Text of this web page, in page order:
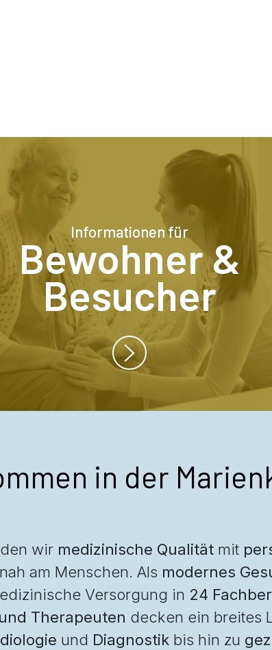
Informationen für
Bewohner &
Besucher
in der
wir medizinische Qualität mit
am Menschen. Als modernes
Versorgung in 24
Therapeuten decken ein breites
und Diagnostik bis hin zu